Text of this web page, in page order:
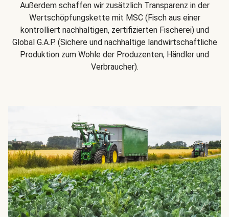
Außerdem schaffen wir zusätzlich Transparenz in der
Wertschöpfungskette mit MSC (Fisch aus einer
kontrolliert nachhaltigen, zertifizierten Fischerei) und
Global G.A.P. (Sichere und nachhaltige landwirtschaftliche
Produktion zum Wohle der Produzenten, Händler und
Verbraucher).